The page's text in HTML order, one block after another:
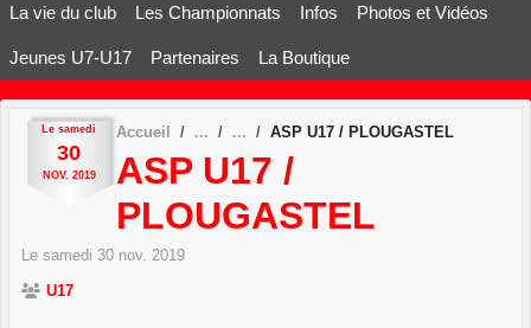
La vie du club Les Championnats Infos Photos et Vidéos
Jeunes U7-U17 Partenaires La Boutique
Le samedi
30
NOV. 2019
Accueil ASP U17 / PLOUGASTEL
ASP U17 /
PLOUGASTEL
Le samedi 30 nov. 2019
U17